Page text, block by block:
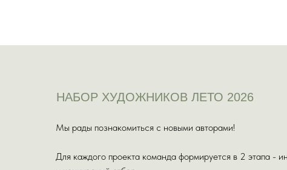
Мы рады познакомиться с новыми авторами!
Для каждого проекта команда формируется в 2 этапа -
НАБОР ХУДОЖНИКОВ ЛЕТО 2026